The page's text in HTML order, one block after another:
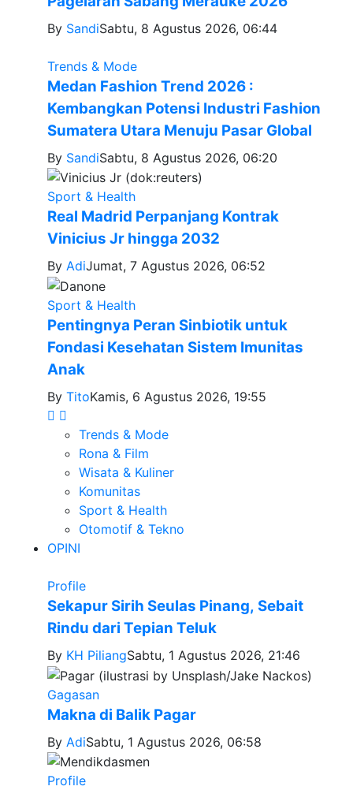
By SandiSabtu, 8 Agustus 2026, 06:44
Trends & Mode
Medan Fashion Trend 2026 :
Kembangkan Potensi Industri Fashion
Sumatera Utara Menuju Pasar Global
By SandiSabtu, 8 Agustus 2026, 06:20
Sport & Health
Real Madrid Perpanjang Kontrak
Vinicius Jr hingga 2032
By AdiJumat, 7 Agustus 2026, 06:52
Sport & Health
Pentingnya Peran Sinbiotik untuk
Fondasi Kesehatan Sistem Imunitas
Anak
By TitoKamis, 6 Agustus 2026, 19:55
Trends & Mode
Rona & Film
Wisata & Kuliner
Komunitas
Sport & Health
Otomotif & Tekno
OPINI
Profile
Sekapur Sirih Seulas Pinang, Sebait
Rindu dari Tepian Teluk
By KH PiliangSabtu, 1 Agustus 2026, 21:46
Gagasan
Makna di Balik Pagar
By AdiSabtu, 1 Agustus 2026, 06:58
Profile